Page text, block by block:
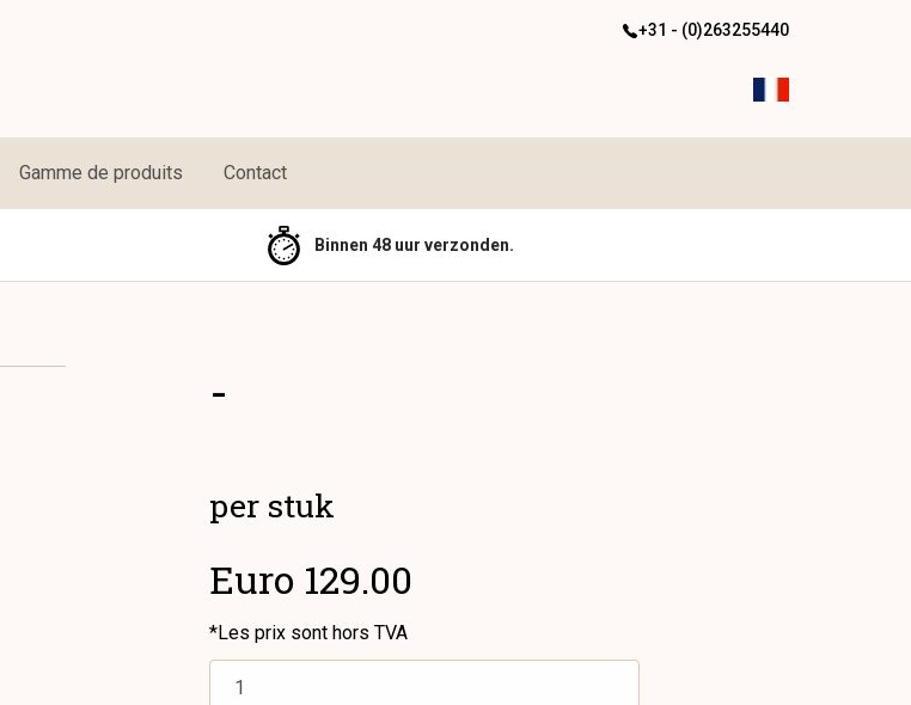
+31 - (0)263255440
Gamme de produits Contact
Binnen 48 uur verzonden.
-
per stuk
Euro 129.00
*Les prix sont hors TVA